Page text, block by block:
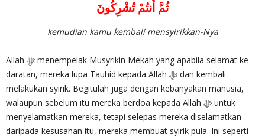
ثُمَّ أَنتُمْ تُشْرِكُونَ
kemudian kamu kembali mensyirikkan-Nya
Allah ‎ﷻ menempelak Musyrikin Mekah yang apabila selamat ke
daratan, mereka lupa Tauhid kepada Allah ‎ﷻ dan kembali
melakukan syirik. Begitulah juga dengan kebanyakan manusia,
walaupun sebelum itu mereka berdoa kepada Allah ‎ﷻ untuk
menyelamatkan mereka, tetapi selepas mereka diselamatkan
daripada kesusahan itu, mereka membuat syirik pula. Ini seperti